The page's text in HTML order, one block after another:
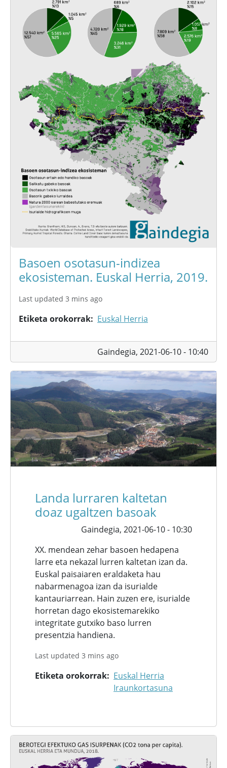
Basoen osotasun-indizea
ekosisteman. Euskal Herria, 2019.
Last updated 3 mins ago
Etiketa orokorrak Euskal Herria
Gaindegia, 2021-06-10 - 10:40
Landa lurraren kaltetan
doaz ugaltzen basoak
Gaindegia, 2021-06-10 - 10:30
XX. mendean zehar basoen hedapena
larre eta nekazal lurren kaltetan izan da.
Euskal paisaiaren eraldaketa hau
nabarmenagoa izan da isurialde
kantauriarrean. Hain zuzen ere, isurialde
horretan dago ekosistemarekiko
integritate gutxiko baso lurren
presentzia handiena.
Last updated 3 mins ago
Etiketa orokorrak
Euskal Herria
Iraunkortasuna